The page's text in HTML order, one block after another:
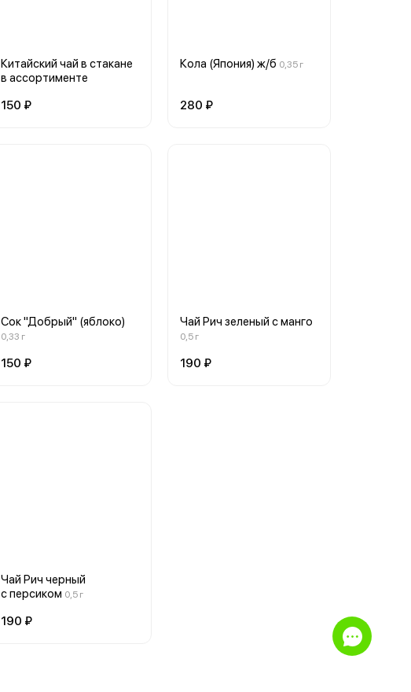
Китайский чай в стакане
в ассортименте
150 ₽
Кола (Япония) ж/б 0,35 г
280 ₽
Сок "Добрый" (яблоко)
0,33 г
150 ₽
Чай Рич зеленый с манго
0,5 г
190 ₽
Чай Рич черный
с персиком 0,5 г
190 ₽